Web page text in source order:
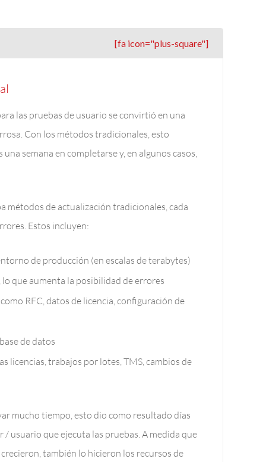
[fa icon="plus-square"]
las pruebas de usuario se convirtió en una
Con los métodos tradicionales, esto
semana en completarse y, en algunos casos,
métodos de actualización tradicionales, cada
Estos incluyen:
de producción (en escalas de terabytes)
que aumenta la posibilidad de errores
RFC, datos de licencia, configuración de
de datos
licencias, trabajos por lotes, TMS, cambios de
mucho tiempo, esto dio como resultado días
usuario que ejecuta las pruebas. A medida que
también lo hicieron los recursos de